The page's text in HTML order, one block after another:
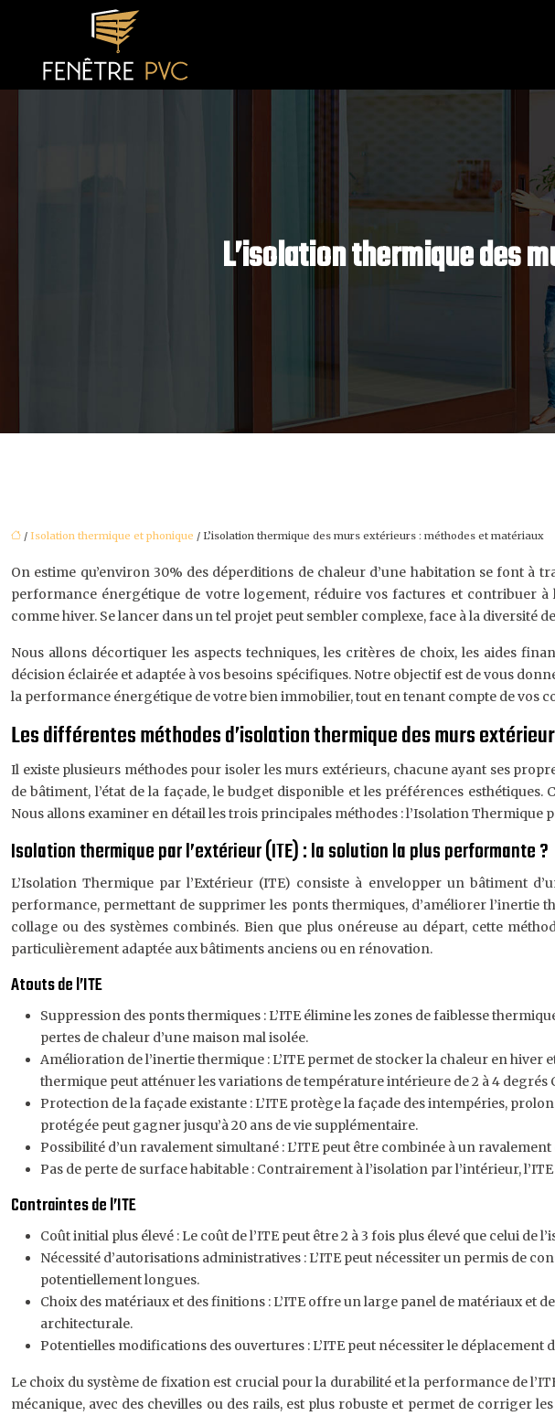
L’isolation thermique des
/ Isolation thermique et phonique / L’isolation thermique des murs extérieurs : méthodes et matériaux
On estime qu’environ 30% des déperditions de chaleur d’une habitation se font
performance énergétique de votre logement, réduire vos factures et contribuer
comme hiver. Se lancer dans un tel projet peut sembler complexe, face à la diversité
Nous allons décortiquer les aspects techniques, les critères de choix, les aides
décision éclairée et adaptée à vos besoins spécifiques. Notre objectif est de vous
la performance énergétique de votre bien immobilier, tout en tenant compte de vos
Les différentes méthodes d’isolation thermique des murs
Il existe plusieurs méthodes pour isoler les murs extérieurs, chacune ayant ses
de bâtiment, l’état de la façade, le budget disponible et les préférences
Nous allons examiner en détail les trois principales méthodes : l’Isolation Thermique
Isolation thermique par l’extérieur (ITE) : la solution la plus performante ?
L’Isolation Thermique par l’Extérieur (ITE) consiste à envelopper un bâtiment
performance, permettant de supprimer les ponts thermiques, d’améliorer l’inertie
collage ou des systèmes combinés. Bien que plus onéreuse au départ, cette
particulièrement adaptée aux bâtiments anciens ou en rénovation.
Atouts de l’ITE
Suppression des ponts thermiques : L’ITE élimine les zones de faiblesse
pertes de chaleur d’une maison mal isolée.
Amélioration de l’inertie thermique : L’ITE permet de stocker la chaleur en
thermique peut atténuer les variations de température intérieure de 2 à 4 degrés
Protection de la façade existante : L’ITE protège la façade des intempéries,
protégée peut gagner jusqu’à 20 ans de vie supplémentaire.
Possibilité d’un ravalement simultané : L’ITE peut être combinée à un
Pas de perte de surface habitable : Contrairement à l’isolation par l’intérieur,
Contraintes de l’ITE
Coût initial plus élevé : Le coût de l’ITE peut être 2 à 3 fois plus élevé que celui de
Nécessité d’autorisations administratives : L’ITE peut nécessiter un permis de
potentiellement longues.
Choix des matériaux et des finitions : L’ITE offre un large panel de matériaux et
architecturale.
Potentielles modifications des ouvertures : L’ITE peut nécessiter le
Le choix du système de fixation est crucial pour la durabilité et la performance de
mécanique, avec des chevilles ou des rails, est plus robuste et permet de corriger